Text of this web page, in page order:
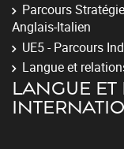
Parcours
Anglais-Italien
UE5 - Parcours
Langue et
LANGUE ET